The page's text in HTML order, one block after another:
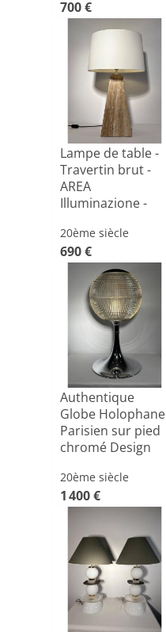
700 €
Lampe de table -
Travertin brut -
AREA
Illuminazione -
20ème siècle
690 €
Authentique
Globe Holophane
Parisien sur pied
chromé Design
20ème siècle
1 400 €